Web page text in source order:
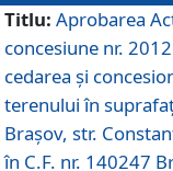
Titlu: Aprobarea
concesiune nr.
cedarea și
terenului în
Brașov, str.
în C.F. nr. 140247